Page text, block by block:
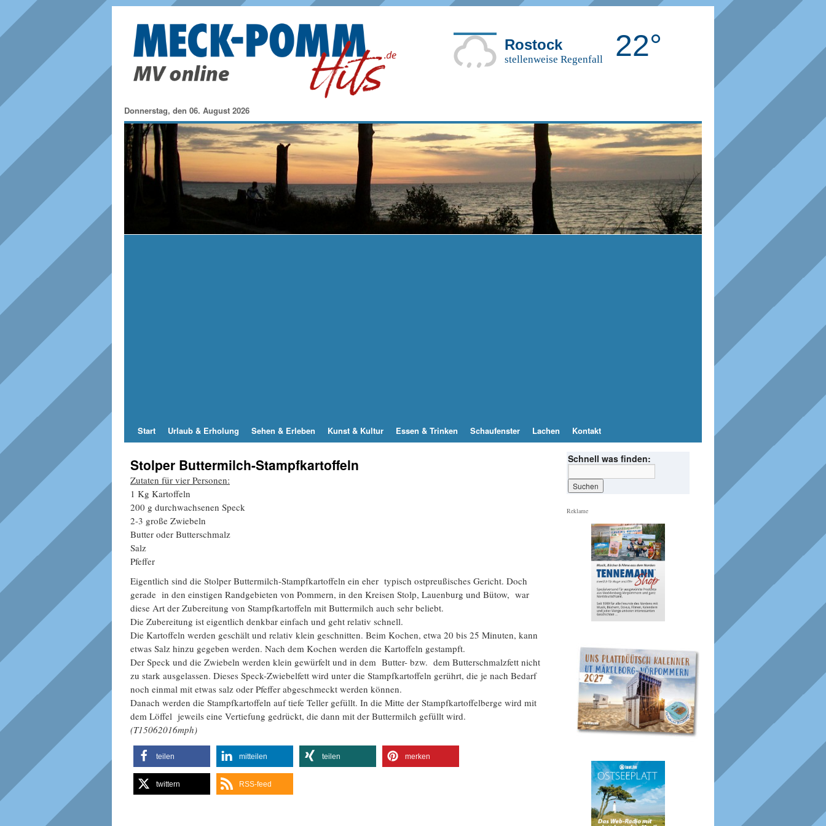
Donnerstag, den 06. August 2026
Rostock
stellenweise Regenfall 22°
Start Urlaub & Erholung Sehen & Erleben Kunst & Kultur Essen & Trinken Schaufenster Lachen Kontakt
Stolper Buttermilch-Stampfkartoffeln
Zutaten für vier Personen:
1 Kg Kartoffeln
200 g durchwachsenen Speck
2-3 große Zwiebeln
Butter oder Butterschmalz
Salz
Pfeffer
Eigentlich sind die Stolper Buttermilch-Stampfkartoffeln ein eher typisch ostpreußisches Gericht. Doch
gerade in den einstigen Randgebieten von Pommern, in den Kreisen Stolp, Lauenburg und Bütow, war
diese Art der Zubereitung von Stampfkartoffeln mit Buttermilch auch sehr beliebt.
Die Zubereitung ist eigentlich denkbar einfach und geht relativ schnell.
Die Kartoffeln werden geschält und relativ klein geschnitten. Beim Kochen, etwa 20 bis 25 Minuten, kann
etwas Salz hinzu gegeben werden. Nach dem Kochen werden die Kartoffeln gestampft.
Der Speck und die Zwiebeln werden klein gewürfelt und in dem Butter- bzw. dem Butterschmalzfett nicht
zu stark ausgelassen. Dieses Speck-Zwiebelfett wird unter die Stampfkartoffeln gerührt, die je nach Bedarf
noch einmal mit etwas salz oder Pfeffer abgeschmeckt werden können.
Danach werden die Stampfkartoffeln auf tiefe Teller gefüllt. In die Mitte der Stampfkartoffelberge wird mit
dem Löffel jeweils eine Vertiefung gedrückt, die dann mit der Buttermilch gefüllt wird.
(T15062016mph)
teilen mitteilen teilen merken
twittern RSS-feed
Schnell was finden:
Reklame